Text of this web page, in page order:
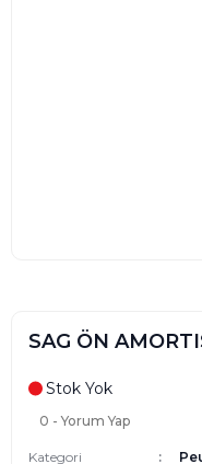
SAG ÖN
Stok Yok
0 - Yorum Yap
Kategori